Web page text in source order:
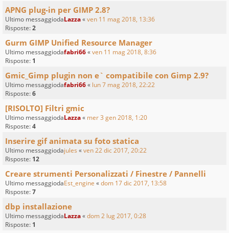
APNG plug-in per GIMP 2.8?
Ultimo messaggiodaLazza«ven 11 mag 2018, 13:36
Risposte:2
Gurm GIMP Unified Resource Manager
Ultimo messaggiodafabri66«ven 11 mag 2018, 8:36
Risposte: 1
Gmic_Gimp plugin non e` compatibile con Gimp 2.9?
Ultimo messaggiodafabri66« lun 7 mag 2018, 22:22
Risposte:6
[RISOLTO] Filtri gmic
Ultimo messaggiodaLazza« mer 3 gen 2018, 1:20
Risposte:4
Inserire gif animata su foto statica
Ultimo messaggiodajules «ven 22 dic 2017, 20:22
Risposte: 12
Creare strumenti Personalizzati / Finestre / Pannelli
Ultimo messaggiodaEst_engine «dom 17 dic 2017, 13:58
Risposte:7
dbp installazione
Ultimo messaggiodaLazza«dom 2 lug 2017, 0:28
Risposte: 1